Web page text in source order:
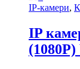
IP-камери,
IP